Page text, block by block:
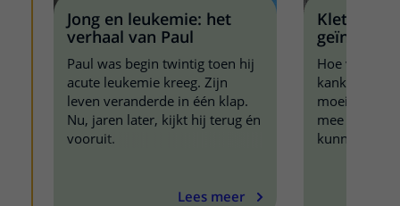
Jong en leukemie: het
verhaal van Paul
Paul was begin twintig toen hij
acute leukemie kreeg. Zijn
leven veranderde in één klap.
Nu, jaren later, kijkt hij terug én
vooruit.
Lees meer
Hoe vertel
kanker
moeilijke
mee
kunnen